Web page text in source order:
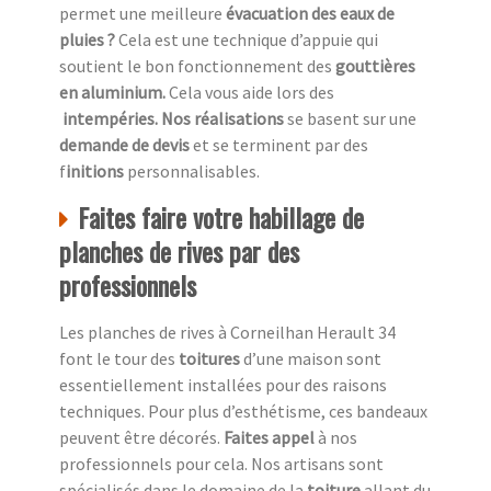
permet une meilleure évacuation des eaux de
pluies ?Cela est une technique d’appuie qui
soutient le bon fonctionnement des gouttières
en aluminium.Cela vous aide lors des
intempéries. Nos réalisationsse basent sur une
demande de deviset se terminent par des
finitions personnalisables.
Faites faire votre habillage de
planches de rives par des
professionnels
Les planches de rives à Corneilhan Herault 34
font le tour des toituresd’une maison sont
essentiellement installées pour des raisons
techniques. Pour plus d’esthétisme, ces bandeaux
peuvent être décorés. Faites appelà nos
professionnels pour cela. Nos artisans sont